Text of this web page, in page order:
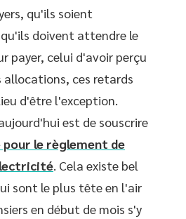
qu'ils soient
doivent attendre le
payer, celui d'avoir perçu
allocations, ces retards
d'être l'exception.
est de souscrire
pour le règlement de
. Cela existe bel
sont le plus tête en l'air
en début de mois s'y